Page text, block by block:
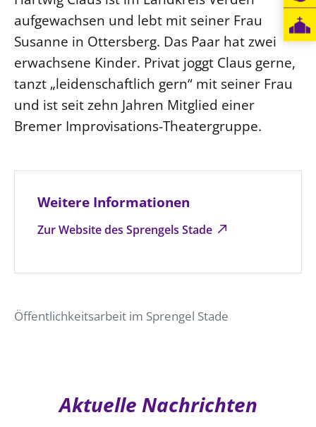
Weitere Informationen
Zur Website des Sprengels Stade
aufgewachsen und lebt mit seiner Frau
Susanne in Ottersberg. Das Paar hat zwei
erwachsene Kinder. Privat joggt Claus gerne,
tanzt „leidenschaftlich gern“ mit seiner Frau
und ist seit zehn Jahren Mitglied einer
Bremer Improvisations-Theatergruppe.
Öffentlichkeitsarbeit im Sprengel Stade
Aktuelle Nachrichten